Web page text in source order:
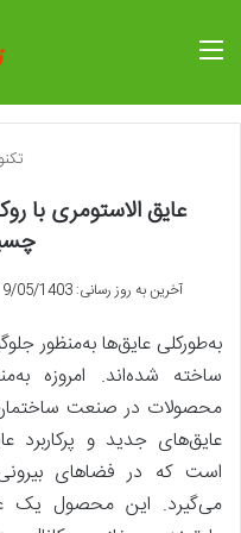
عایق الاستومری با
آخرین به روز رسانی: 19/05/1403
به‌طورکلی عایق‌ها به‌منظور
ساخته شده‌اند. امروزه
محصولات در صنعت
عایق‌های جدید و پرکاربرد
است که در فضاهای بیرونی
می‌گیرد. این محصول یک